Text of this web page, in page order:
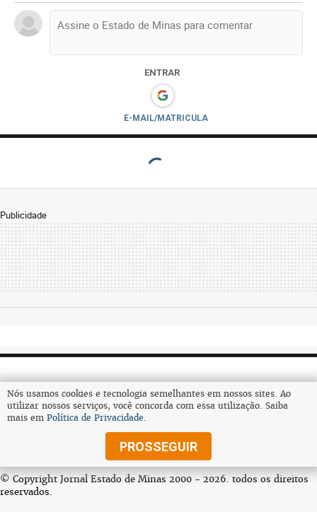
ENTRAR
E-MAIL/MATRICULA
Publicidade
Assine
© Copyright Jornal Estado de Minas 2000 - 2026. todos os direitos
reservados.
Nós usamos cookies e tecnologia semelhantes em nossos sites. Ao
utilizar nossos serviços, você concorda com essa utilização. Saiba
mais em Política de Privacidade.
PROSSEGUIR